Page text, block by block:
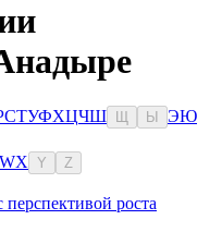
СТУФХЦЧШ Ы ЭЮ
WX Y Z
роста